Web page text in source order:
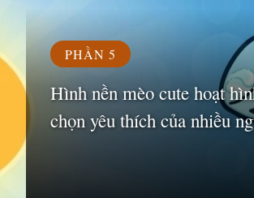
PHẦN 5
Hình nền mèo cute hoạt
chọn yêu thích của nhiều